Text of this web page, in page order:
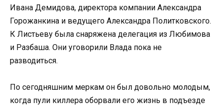
Ивана Демидова, директора компании Александра
Горожанкина и ведущего Александра Политковского.
К Листьеву была снаряжена делегация из Любимова
и Разбаша. Они уговорили Влада пока не
разводиться.
По сегодняшним меркам он был довольно молодым,
когда пули киллера оборвали его жизнь в подъезде